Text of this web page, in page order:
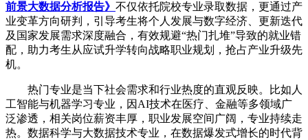
前景大数据分析报告》 不仅依托院校专业录取数据，更通过产
业变革方向研判，引导考生将个人发展与数字经济、更新迭代
及国家发展需求深度融合，有效规避“热门扎堆”导致的就业错
配，助力考生从应试升学转向战略职业规划，抢占产业升级先
机。
热门专业是当下社会需求和行业热度的直观反映。比如人
工智能与机器学习专业，因AI技术在医疗、金融等多领域广
泛渗透，相关岗位薪资丰厚，职业发展空间广阔，专业持续走
热。数据科学与大数据技术专业，在数据爆发式增长的时代背